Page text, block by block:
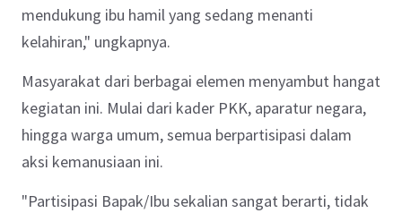
mendukung ibu hamil yang sedang menanti
kelahiran," ungkapnya.
Masyarakat dari berbagai elemen menyambut hangat
kegiatan ini. Mulai dari kader PKK, aparatur negara,
hingga warga umum, semua berpartisipasi dalam
aksi kemanusiaan ini.
"Partisipasi Bapak/Ibu sekalian sangat berarti, tidak